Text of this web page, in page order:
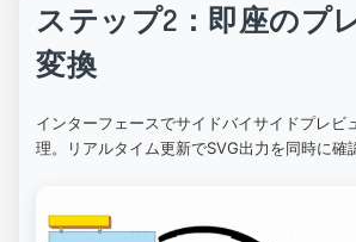
ステップ2：即座のプ
変換
インターフェースでサイドバイサイドプレビ
理。リアルタイム更新でSVG出力を同時に確